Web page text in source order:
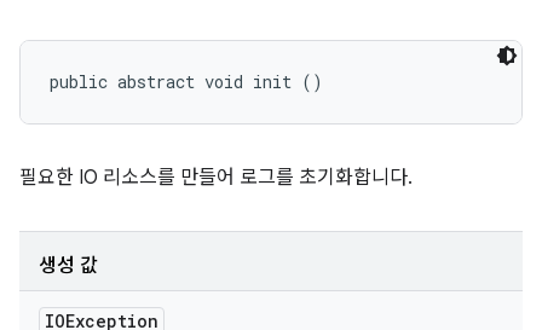
public abstract void init ()
필요한 IO 리소스를 만들어 로그를 초기화합니다.
생성 값
IOException